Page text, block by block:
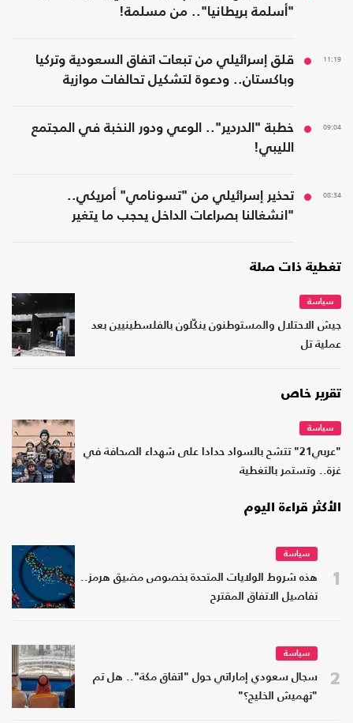
"أسلمة بريطانيا".. من مسلمة!
11:19
قلق إسرائيلي من تبعات اتفاق السعودية وتركيا
وباكستان.. ودعوة لتشكيل تحالفات موازية
09:04
خطبة "الدردير".. الوعي ودور النخبة في المجتمع
الليبي!
08:34
تحذير إسرائيلي من "تسونامي" أمريكي..
"انشغالنا بصراعات الداخل يحجب ما يتغير
تغطية ذات صلة
سياسة
جيش الاحتلال والمستوطنون ينكّلون بالفلسطينيين بعد
عملية تل
تقرير خاص
سياسة
"عربي21" تتشح بالسواد حدادا على شهداء الصحافة في
غزة.. وتستمر بالتغطية
الأكثر قراءة اليوم
1
سياسة
هذه شروط الولايات المتحدة بخصوص مضيق هرمز..
تفاصيل الاتفاق المقترح
2
سياسة
سجال سعودي إماراتي حول "اتفاق مكة".. هل تم
"تهميش الخليج؟"